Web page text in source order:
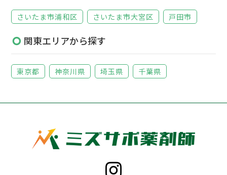
さいたま市浦和区 さいたま市大宮区 戸田市
関東エリアから探す
東京都 神奈川県 埼玉県 千葉県